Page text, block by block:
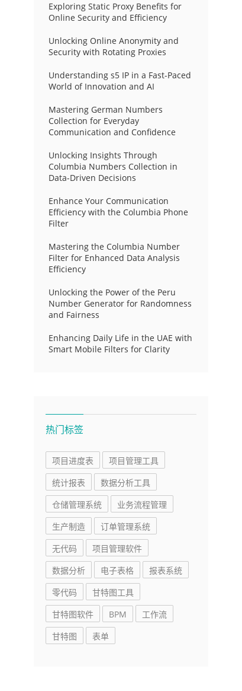
Exploring Static Proxy Benefits for
Online Security and Efficiency
Unlocking Online Anonymity and
Security with Rotating Proxies
Understanding s5 IP in a Fast-Paced
World of Innovation and AI
Mastering German Numbers
Collection for Everyday
Communication and Confidence
Unlocking Insights Through
Columbia Numbers Collection in
Data-Driven Decisions
Enhance Your Communication
Efficiency with the Columbia Phone
Filter
Mastering the Columbia Number
Filter for Enhanced Data Analysis
Efficiency
Unlocking the Power of the Peru
Number Generator for Randomness
and Fairness
Enhancing Daily Life in the UAE with
Smart Mobile Filters for Clarity
热门标签
项目进度表
项目管理工具
统计报表
数据分析工具
仓储管理系统
业务流程管理
生产制造
订单管理系统
无代码
项目管理软件
数据分析
电子表格
报表系统
零代码
甘特图工具
甘特图软件
BPM
工作流
甘特图
表单